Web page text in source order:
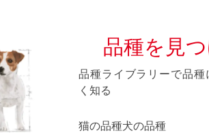
品種を見
品種ライブラリーで品種
く知る
猫の品種犬の品種